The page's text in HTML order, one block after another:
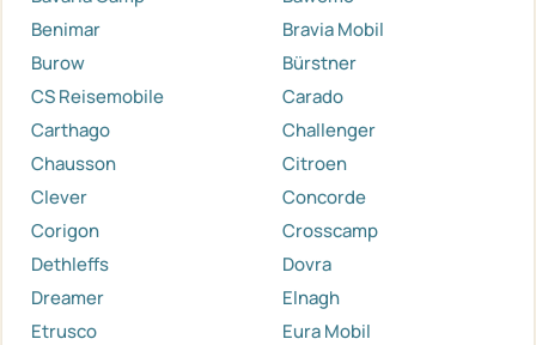
Benimar
Bravia Mobil
Burow
Bürstner
CS Reisemobile
Carado
Carthago
Challenger
Chausson
Citroen
Clever
Concorde
Corigon
Crosscamp
Dethleffs
Dovra
Dreamer
Elnagh
Etrusco
Eura Mobil